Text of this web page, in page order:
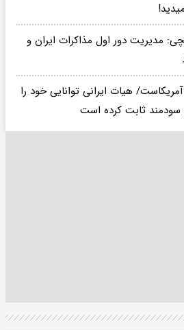
مدیریت دور اول مذاکرات ایران و
هیات ایرانی توانایی خود را
سودمند ثابت کرده است